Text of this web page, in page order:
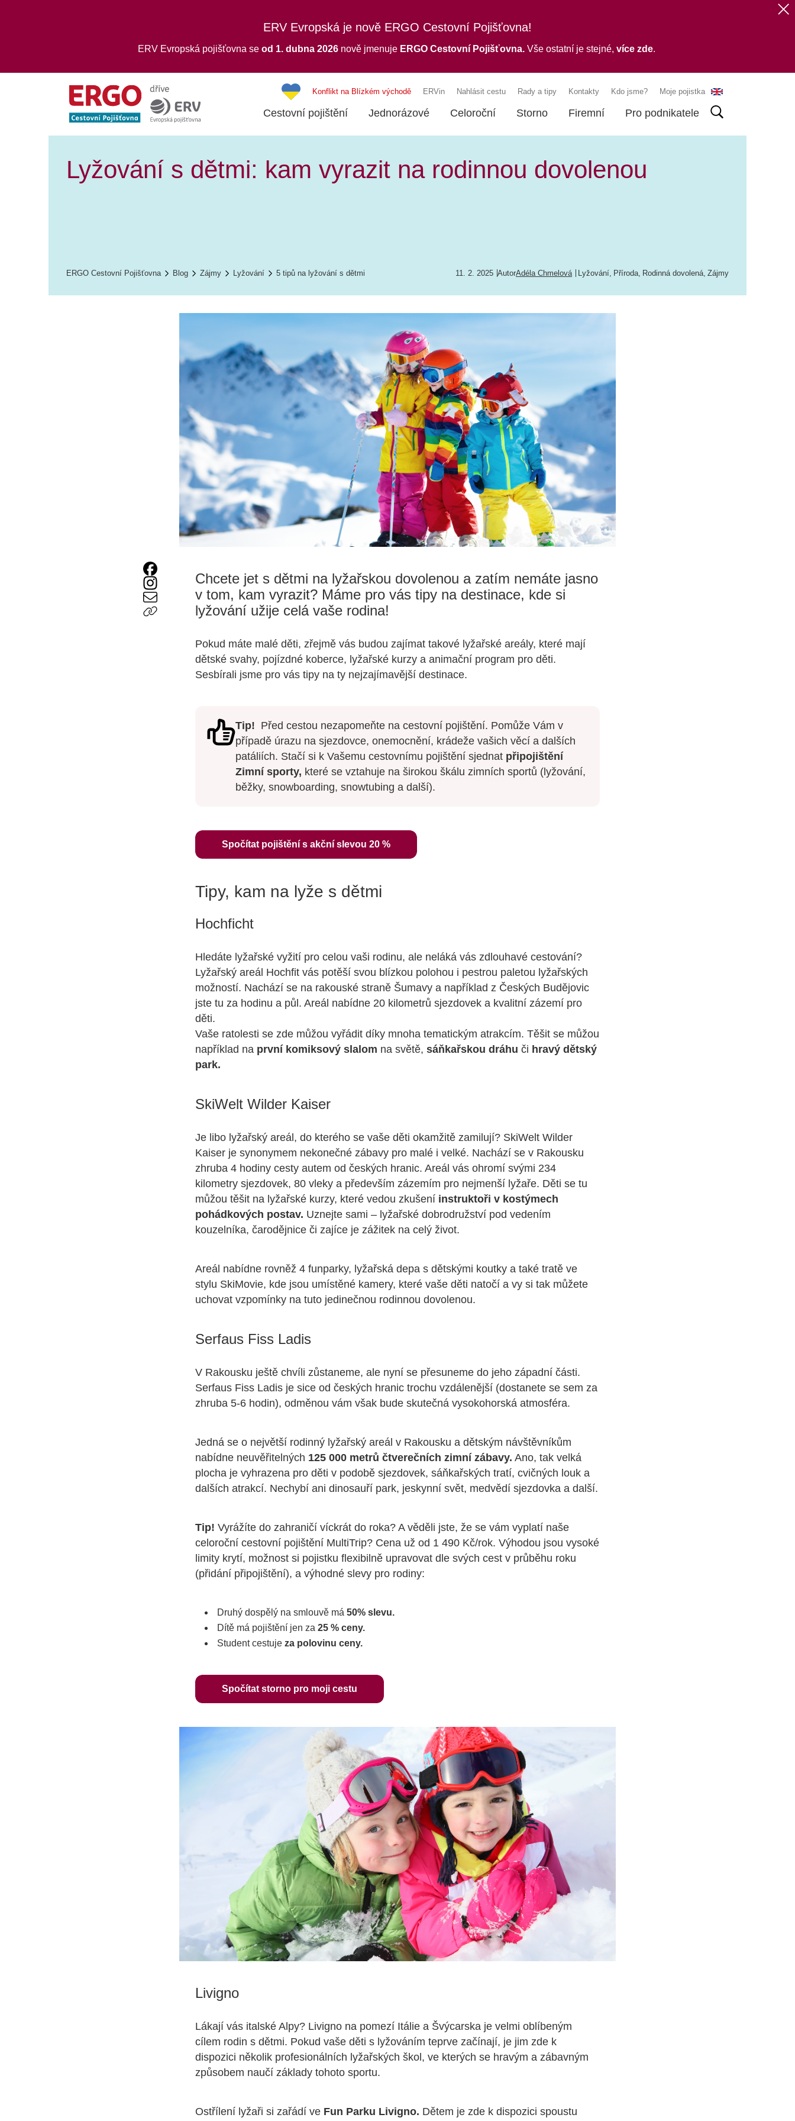
ERV Evropská je nově ERGO Cestovní Pojišťovna!
ERV Evropská pojišťovna se od 1. dubna 2026 nově jmenuje ERGO Cestovní Pojišťovna.Vše ostatní je stejné, více zde.
Konflikt na Blízkém východě ERVin Nahlásit cestu Rady a tipy Kontakty Kdo jsme? Moje pojistka
Cestovní pojištění Jednorázové Celoroční Storno Firemní Pro podnikatele
Lyžování s dětmi: kam vyrazit na rodinnou dovolenou
ERGO Cestovní Pojišťovna Blog Zájmy Lyžování 5 tipů na lyžování s dětmi 11. 2. 2025 AutorAdéla Chmelová Lyžování, Příroda, Rodinná dovolená, Zájmy
Chcete jet s dětmi na lyžařskou dovolenou a zatím nemáte jasno
v tom, kam vyrazit? Máme pro vás tipy na destinace, kde si
lyžování užije celá vaše rodina!
Pokud máte malé děti, zřejmě vás budou zajímat takové lyžařské areály, které mají
dětské svahy, pojízdné koberce, lyžařské kurzy a animační program pro děti.
Sesbírali jsme pro vás tipy na ty nejzajímavější destinace.
Tip! Před cestou nezapomeňte na cestovní pojištění. Pomůže Vám v
případě úrazu na sjezdovce, onemocnění, krádeže vašich věcí a dalších
patáliích. Stačí si k Vašemu cestovnímu pojištění sjednat připojištění
Zimní sporty, které se vztahuje na širokou škálu zimních sportů (lyžování,
běžky, snowboarding, snowtubing a další).
Spočítat pojištění s akční slevou 20 %
Tipy, kam na lyže s dětmi
Hochficht
Hledáte lyžařské vyžití pro celou vaši rodinu, ale neláká vás zdlouhavé cestování?
Lyžařský areál Hochfit vás potěší svou blízkou polohou i pestrou paletou lyžařských
možností. Nachází se na rakouské straně Šumavy a například z Českých Budějovic
jste tu za hodinu a půl. Areál nabídne 20 kilometrů sjezdovek a kvalitní zázemí pro
děti.
Vaše ratolesti se zde můžou vyřádit díky mnoha tematickým atrakcím. Těšit se můžou
například na první komiksový slalom na světě, sáňkařskou dráhu či hravý dětský
park.
SkiWelt Wilder Kaiser
Je libo lyžařský areál, do kterého se vaše děti okamžitě zamilují? SkiWelt Wilder
Kaiser je synonymem nekonečné zábavy pro malé i velké. Nachází se v Rakousku
zhruba 4 hodiny cesty autem od českých hranic. Areál vás ohromí svými 234
kilometry sjezdovek, 80 vleky a především zázemím pro nejmenší lyžaře. Děti se tu
můžou těšit na lyžařské kurzy, které vedou zkušení instruktoři v kostýmech
pohádkových postav. Uznejte sami – lyžařské dobrodružství pod vedením
kouzelníka, čarodějnice či zajíce je zážitek na celý život.
Areál nabídne rovněž 4 funparky, lyžařská depa s dětskými koutky a také tratě ve
stylu SkiMovie, kde jsou umístěné kamery, které vaše děti natočí a vy si tak můžete
uchovat vzpomínky na tuto jedinečnou rodinnou dovolenou.
Serfaus Fiss Ladis
V Rakousku ještě chvíli zůstaneme, ale nyní se přesuneme do jeho západní části.
Serfaus Fiss Ladis je sice od českých hranic trochu vzdálenější (dostanete se sem za
zhruba 5-6 hodin), odměnou vám však bude skutečná vysokohorská atmosféra.
Jedná se o největší rodinný lyžařský areál v Rakousku a dětským návštěvníkům
nabídne neuvěřitelných 125 000 metrů čtverečních zimní zábavy. Ano, tak velká
plocha je vyhrazena pro děti v podobě sjezdovek, sáňkařských tratí, cvičných louk a
dalších atrakcí. Nechybí ani dinosauří park, jeskynní svět, medvědí sjezdovka a další.
Tip! Vyrážíte do zahraničí víckrát do roka? A věděli jste, že se vám vyplatí naše
celoroční cestovní pojištění MultiTrip? Cena už od 1 490 Kč/rok. Výhodou jsou vysoké
limity krytí, možnost si pojistku flexibilně upravovat dle svých cest v průběhu roku
(přidání připojištění), a výhodné slevy pro rodiny:
Druhý dospělý na smlouvě má 50% slevu.
Dítě má pojištění jen za 25 % ceny.
Student cestuje za polovinu ceny.
Spočítat storno pro moji cestu
Livigno
Lákají vás italské Alpy? Livigno na pomezí Itálie a Švýcarska je velmi oblíbeným
cílem rodin s dětmi. Pokud vaše děti s lyžováním teprve začínají, je jim zde k
dispozici několik profesionálních lyžařských škol, ve kterých se hravým a zábavným
způsobem naučí základy tohoto sportu.
Ostřílení lyžaři si zařádí ve Fun Parku Livigno. Dětem je zde k dispozici spoustu